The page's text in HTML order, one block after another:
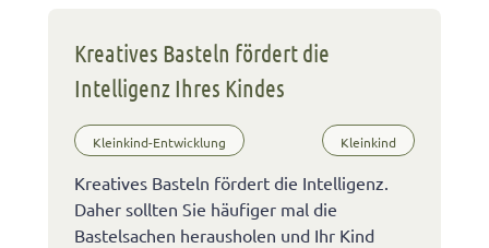
Kreatives Basteln fördert die
Intelligenz Ihres Kindes
Kleinkind-Entwicklung Kleinkind
Kreatives Basteln fördert die Intelligenz.
Daher sollten Sie häufiger mal die
Bastelsachen herausholen und Ihr Kind